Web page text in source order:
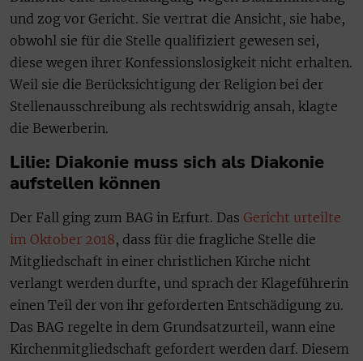
und zog vor Gericht. Sie vertrat die Ansicht, sie habe,
obwohl sie für die Stelle qualifiziert gewesen sei,
diese wegen ihrer Konfessionslosigkeit nicht erhalten.
Weil sie die Berücksichtigung der Religion bei der
Stellenausschreibung als rechtswidrig ansah, klagte
die Bewerberin.
Lilie: Diakonie muss sich als Diakonie
aufstellen können
Der Fall ging zum BAG in Erfurt. Das Gericht urteilte
im Oktober 2018, dass für die fragliche Stelle die
Mitgliedschaft in einer christlichen Kirche nicht
verlangt werden durfte, und sprach der Klageführerin
einen Teil der von ihr geforderten Entschädigung zu.
Das BAG regelte in dem Grundsatzurteil, wann eine
Kirchenmitgliedschaft gefordert werden darf. Diesem